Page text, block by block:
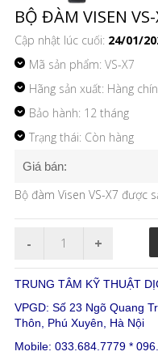
BỘ ĐÀM VISEN
Cập nhật lúc cuối: 24/01/
Mã sản phẩm: VS-X7
Hãng sản xuất: Hàng
Bảo hành: 12 tháng
Trạng thái: Còn hàng
Giá bán:
Bộ đàm Visen VS-X7 được
TRUNG TÂM KỸ THUẬT
VPGD: Số 23 Ngõ Quang
Thôn, Phú Xuyên, Hà Nội
Mobile: 033.684.7779 *